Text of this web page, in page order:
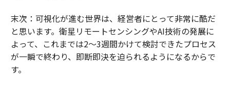
末次：可視化が進む世界は、経営者にとって非常に酷だ
と思います。衛星リモートセンシングやAI技術の発展に
よって、これまでは2〜3週間かけて検討できたプロセス
が一瞬で終わり、即断即決を迫られるようになるからで
す。